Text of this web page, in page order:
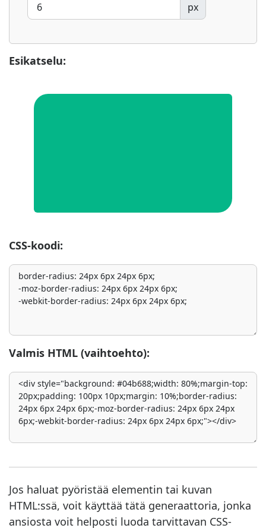
px
Esikatselu:
CSS-koodi:
Valmis HTML (vaihtoehto):
Jos haluat pyöristää elementin tai kuvan
HTML:ssä, voit käyttää tätä generaattoria, jonka
ansiosta voit helposti luoda tarvittavan CSS-